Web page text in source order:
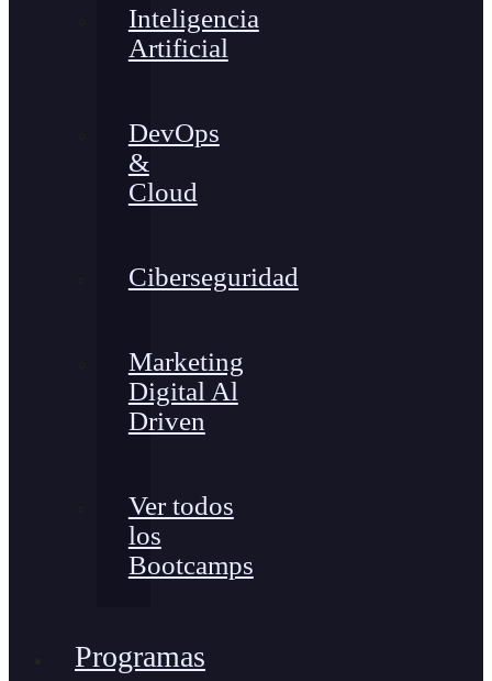
Inteligencia
Artificial
DevOps
&
Cloud
Ciberseguridad
Marketing
Digital Al
Driven
Ver todos
los
Bootcamps
Programas